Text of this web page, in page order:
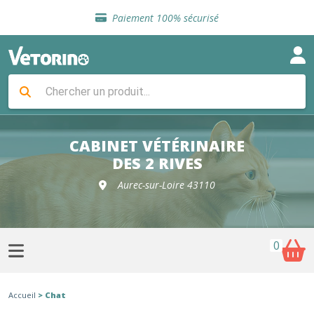
Paiement 100% sécurisé
Livraison gratuite en clinique vétérinaire
Sélection de croquettes vétérinaire
Livraison gratuite en clinique vétérinaire
Retour gratuit en clinique
Sélection de croquettes vétérinaire
CABINET VÉTÉRINAIRE
DES 2 RIVES
Aurec-sur-Loire 43110
0
Accueil > Chat